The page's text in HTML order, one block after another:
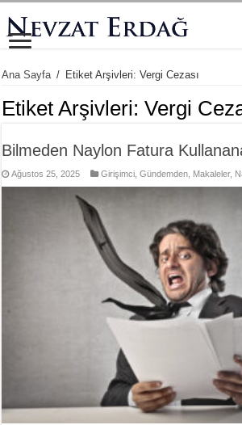
Ana Sayfa / Etiket Arşivleri: Vergi Cezası
Etiket Arşivleri:Vergi
Bilmeden Naylon Fatura
Ağustos 25, 2025 Girişimci ,Gündemden Makaleler,